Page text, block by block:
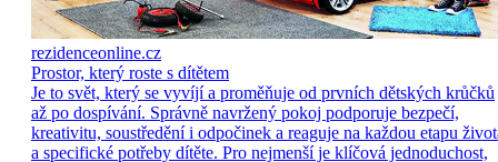
rezidenceonline.cz
Prostor, který roste s dítětem
Je to svět, který se vyvíjí a proměňuje od prvních dětských krůčků
až po dospívání. Správně navržený pokoj podporuje bezpečí,
kreativitu, soustředění i odpočinek a reaguje na každou etapu
a specifické potřeby dítěte. Pro nejmenší je klíčová jednoduchost,